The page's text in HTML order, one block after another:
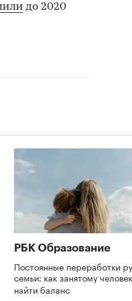
до 2020
РБК Образование
Постоянные переработки
семьи: как занятому
найти баланс